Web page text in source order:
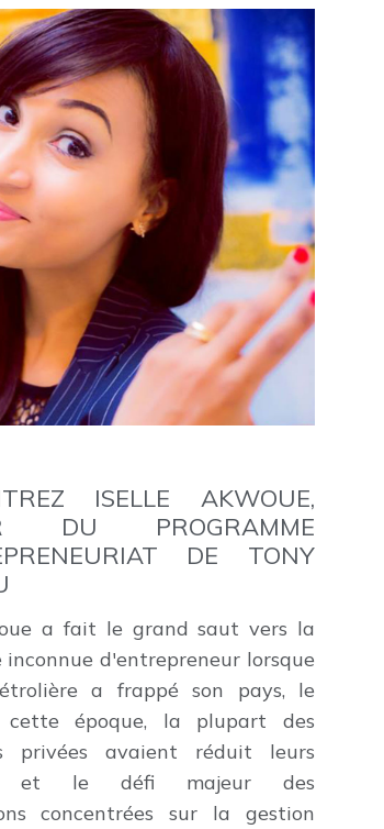
ISELLE AKWOUE,
DU PROGRAMME
DE TONY
a fait le grand saut vers la
inconnue d'entrepreneur lorsque
a frappé son pays, le
cette époque, la plupart des
privées avaient réduit leurs
et le défi majeur des
concentrées sur la gestion